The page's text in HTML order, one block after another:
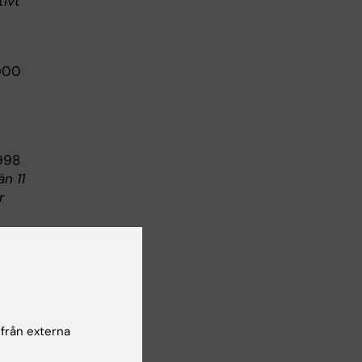
11
externa